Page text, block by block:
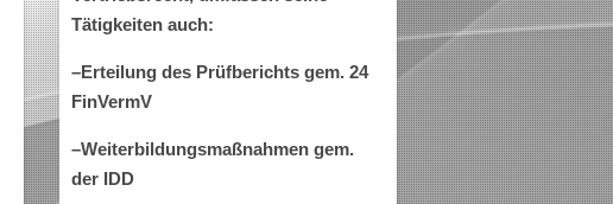
Tätigkeiten auch:
–Erteilung des Prüfberichts gem. 24
FinVermV
–Weiterbildungsmaßnahmen gem.
der IDD